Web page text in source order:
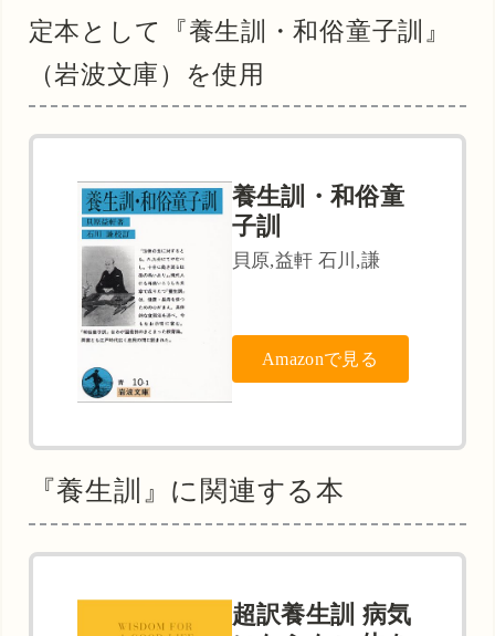
定本として『養生訓・和俗童子訓』
（岩波文庫）を使用
養生訓・和俗童
子訓
貝原,益軒 石川,謙
Amazonで見る
『養生訓』に関連する本
超訳養生訓 病気